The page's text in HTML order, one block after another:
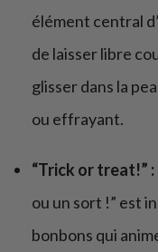
élément central
de laisser libre
glisser dans la
ou effrayant.
“Trick or treat!” :
ou un sort !” est
bonbons qui